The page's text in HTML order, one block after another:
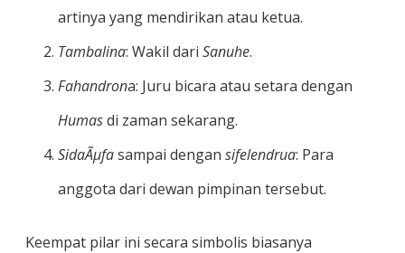
artinya yang mendirikan atau ketua.
Tambalina: Wakil dari Sanuhe.
Fahandrona: Juru bicara atau setara dengan
Humasdi zaman sekarang.
SidaÃµfasampai dengan sifelendrua: Para
anggota dari dewan pimpinan tersebut.
Keempat pilar ini secara simbolis biasanya